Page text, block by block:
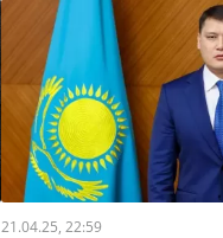
21.04.25, 22:59